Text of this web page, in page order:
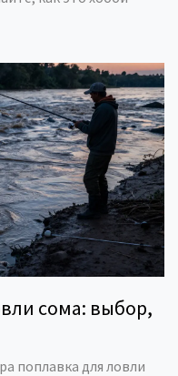
сома: выбор,
поплавка для ловли